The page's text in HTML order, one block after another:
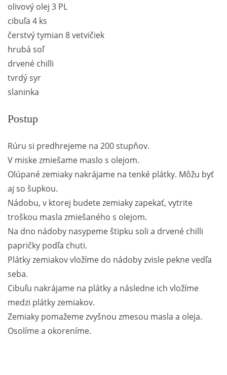
olivový olej 3 PL
cibuľa 4 ks
čerstvý tymian 8 vetvičiek
hrubá soľ
drvené chilli
tvrdý syr
slaninka
Postup
Rúru si predhrejeme na 200 stupňov.
V miske zmiešame maslo s olejom.
Olúpané zemiaky nakrájame na tenké plátky. Môžu byť
aj so šupkou.
Nádobu, v ktorej budete zemiaky zapekať, vytrite
troškou masla zmiešaného s olejom.
Na dno nádoby nasypeme štipku soli a drvené chilli
papričky podľa chuti.
Plátky zemiakov vložíme do nádoby zvisle pekne vedľa
seba.
Cibuľu nakrájame na plátky a následne ich vložíme
medzi plátky zemiakov.
Zemiaky pomažeme zvyšnou zmesou masla a oleja.
Osolíme a okoreníme.